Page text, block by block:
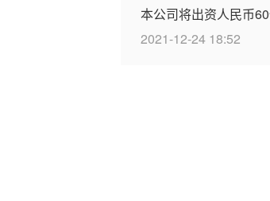
本公司将出资人民币
2021-12-24 18:52